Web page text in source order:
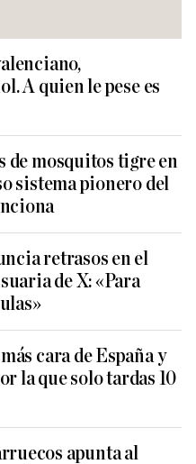
A quien le pese es
de mosquitos tigre en
sistema pionero del
retrasos en el
de X: «Para
cara de España y
la que solo tardas 10
apunta al